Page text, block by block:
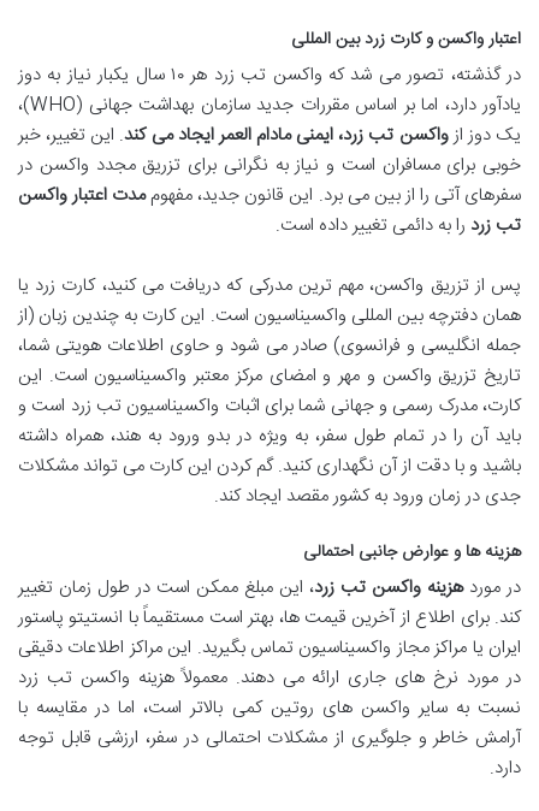
اعتبار واکسن و کارت زرد بین المللی
در گذشته، تصور می شد که واکسن تب زرد هر ۱۰ سال یکبار نیاز به دوز
یادآور دارد، اما بر اساس مقررات جدید سازمان بهداشت جهانی (WHO)،
یک دوز ازواکسن تب زرد، ایمنی مادام العمر ایجاد می کند. این تغییر، خبر
خوبی برای مسافران است و نیاز به نگرانی برای تزریق مجدد واکسن در
سفرهای آتی را از بین می برد. این قانون جدید، مفهوممدت اعتبار واکسن
تب زرد را به دائمی تغییر داده است.
پس از تزریق واکسن، مهم ترین مدرکی که دریافت می کنید، کارت زرد یا
همان دفترچه بین المللی واکسیناسیون است. این کارت به چندین زبان (از
جمله انگلیسی و فرانسوی) صادر می شود و حاوی اطلاعات هویتی شما،
تاریخ تزریق واکسن و مهر و امضای مرکز معتبر واکسیناسیون است. این
کارت، مدرک رسمی و جهانی شما برای اثبات واکسیناسیون تب زرد است و
باید آن را در تمام طول سفر، به ویژه در بدو ورود به هند، همراه داشته
باشید و با دقت از آن نگهداری کنید. گم کردن این کارت می تواند مشکلات
جدی در زمان ورود به کشور مقصد ایجاد کند.
هزینه ها و عوارض جانبی احتمالی
در موردهزینه واکسن تب زرد، این مبلغ ممکن است در طول زمان تغییر
کند. برای اطلاع از آخرین قیمت ها، بهتر است مستقیماً با انستیتو پاستور
ایران یا مراکز مجاز واکسیناسیون تماس بگیرید. این مراکز اطلاعات دقیقی
در مورد نرخ های جاری ارائه می دهند. معمولاً هزینه واکسن تب زرد
نسبت به سایر واکسن های روتین کمی بالاتر است، اما در مقایسه با
آرامش خاطر و جلوگیری از مشکلات احتمالی در سفر، ارزشی قابل توجه
دارد.